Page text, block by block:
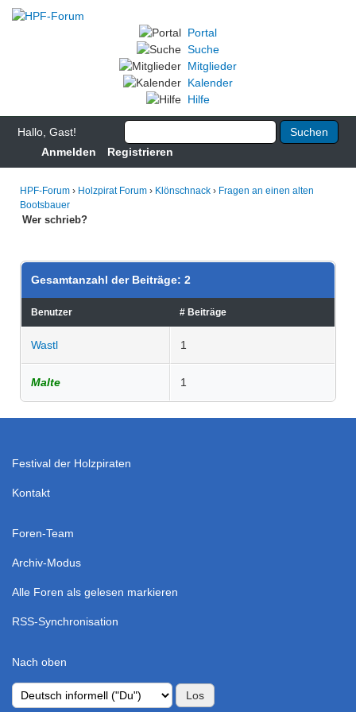
Portal
Suche
Mitglieder
Kalender
Hilfe
Hallo, Gast!
Anmelden
Registrieren
HPF-Forum › Holzpirat Forum › Klönschnack › Fragen an einen alten
Bootsbauer
Wer schrieb?
Gesamtanzahl der Beiträge: 2
Benutzer # Beiträge
Wastl 1
Malte 1
Festival der Holzpiraten
Kontakt
Foren-Team
Archiv-Modus
Alle Foren als gelesen markieren
RSS-Synchronisation
Nach oben